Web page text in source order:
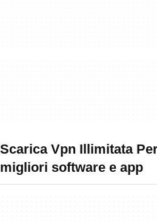
Scarica Vpn Illimitata
migliori software e app